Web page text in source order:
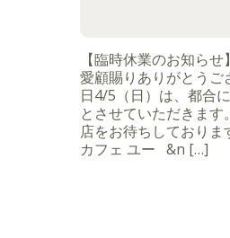
【臨時休業のお知ら
愛顧賜りありがとうご
日4/5（日）は、都合
とさせていただきます
店をお待ちしており
カフェ ユー &n […]